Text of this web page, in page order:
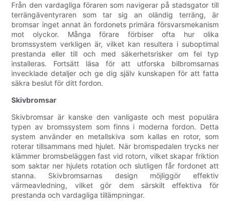
Från den vardagliga föraren som navigerar på stadsgator till
terrängäventyraren som tar sig an oländig terräng, är
bromsar inget annat än fordonets primära försvarsmekanism
mot olyckor. Många förare förbiser ofta hur olika
bromssystem verkligen är, vilket kan resultera i suboptimal
prestanda eller till och med säkerhetsrisker om fel typ
installeras. Fortsätt läsa för att utforska bilbromsarnas
invecklade detaljer och ge dig själv kunskapen för att fatta
säkra beslut för ditt fordon.
Skivbromsar
Skivbromsar är kanske den vanligaste och mest populära
typen av bromssystem som finns i moderna fordon. Detta
system använder en metallskiva som kallas en rotor, som
roterar tillsammans med hjulet. När bromspedalen trycks ner
klämmer bromsbeläggen fast vid rotorn, vilket skapar friktion
som saktar ner hjulets rotation och slutligen får fordonet att
stanna. Skivbromsarnas design möjliggör effektiv
värmeavledning, vilket gör dem särskilt effektiva för
prestanda och vardagliga tillämpningar.